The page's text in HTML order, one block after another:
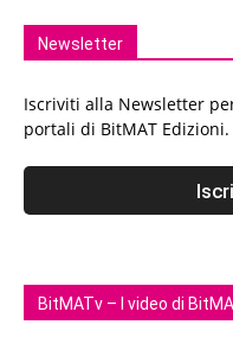
Newsletter
Iscriviti alla Newsletter
portali di BitMAT Edizioni.
BitMATv – I video di